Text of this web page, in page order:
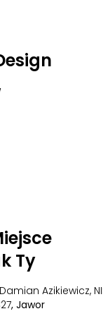
Ty
Azikiewicz,
, Jawor